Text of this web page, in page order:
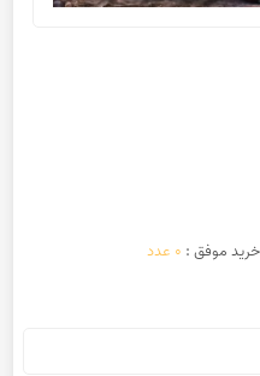
خرید موفق : 0 عدد